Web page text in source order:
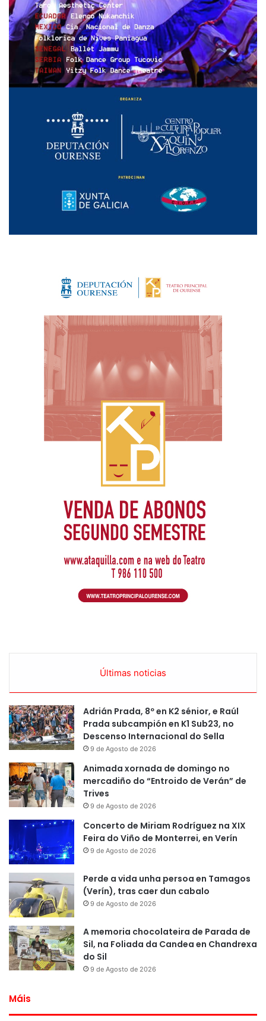
Últimas noticias
Adrián Prada, 8º en K2 sénior, e Raúl
Prada subcampión en K1 Sub23, no
Descenso Internacional do Sella
9 de Agosto de 2026
Animada xornada de domingo no
mercadiño do “Entroido de Verán” de
Trives
9 de Agosto de 2026
Concerto de Miriam Rodríguez na XIX
Feira do Viño de Monterrei, en Verín
9 de Agosto de 2026
Perde a vida unha persoa en Tamagos
(Verín), tras caer dun cabalo
9 de Agosto de 2026
A memoria chocolateira de Parada de
Sil, na Foliada da Candea en Chandrexa
do Sil
9 de Agosto de 2026
Máis